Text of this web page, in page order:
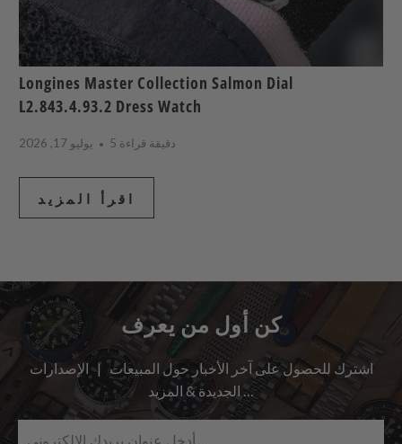
Longines Master Collection Salmon Dial
L2.843.4.93.2 Dress Watch
يوليو 17, 2026 5 دقيقة قراءة
اقرأ المزيد
كن أول من يعرف
اشترك للحصول على آخر الأخبار حول المبيعات | الإصدارات
الجديدة & المزيد …